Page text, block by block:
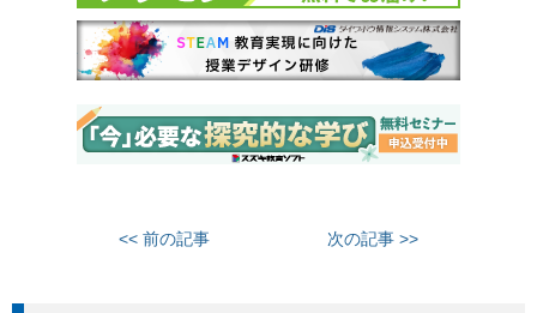
<< 前の記事 次の記事 >>